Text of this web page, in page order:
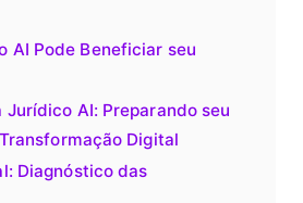
AI Pode Beneficiar seu
Jurídico AI: Preparando seu
Digital
Diagnóstico das